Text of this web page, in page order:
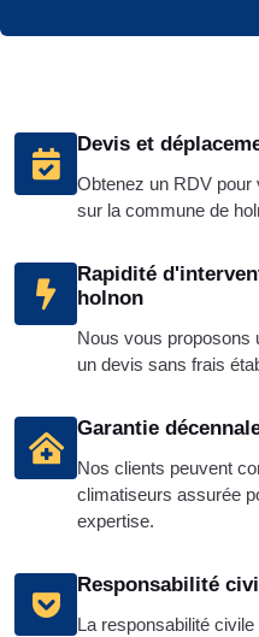
Devis et
Obtenez un RDV pour
sur la commune de
Rapidité
holnon
Nous vous proposons
un devis sans frais
Garantie
Nos clients peuvent
climatiseurs assurée
expertise.
Responsabilité
La responsabilité